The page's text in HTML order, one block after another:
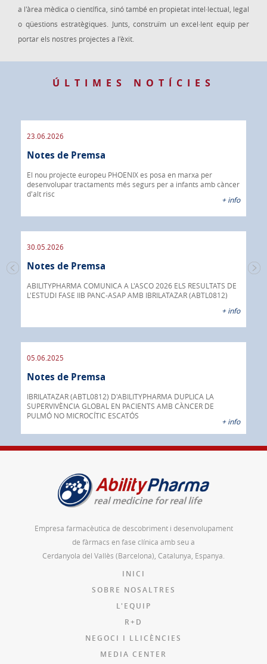
a l'àrea mèdica o científica, sinó també en propietat intel·lectual, legal
o qüestions estratègiques. Junts, construïm un excel·lent equip per
portar els nostres projectes a l'èxit.
ÚLTIMES NOTÍCIES
de
23.06.2026
Notes de Premsa
El nou projecte europeu PHOENIX es posa en marxa per
desenvolupar tractaments més segurs per a infants amb càncer
d'alt risc
+ info
30.05.2026
Notes de Premsa
ABILITYPHARMA COMUNICA A L'ASCO 2026 ELS RESULTATS DE
L'ESTUDI FASE IIB PANC-ASAP AMB IBRILATAZAR (ABTL0812)
+ info
05.06.2025
Notes de Premsa
IBRILATAZAR (ABTL0812) D'ABILITYPHARMA DUPLICA LA
SUPERVIVÈNCIA GLOBAL EN PACIENTS AMB CÀNCER DE
PULMÓ NO MICROCÍTIC ESCATÓS
+ info
Empresa farmacèutica de descobriment i desenvolupament
de fàrmacs en fase clínica amb seu a
Cerdanyola del Vallès (Barcelona), Catalunya, Espanya.
INICI
SOBRE NOSALTRES
L'EQUIP
R+D
NEGOCI I LLICÈNCIES
MEDIA CENTER